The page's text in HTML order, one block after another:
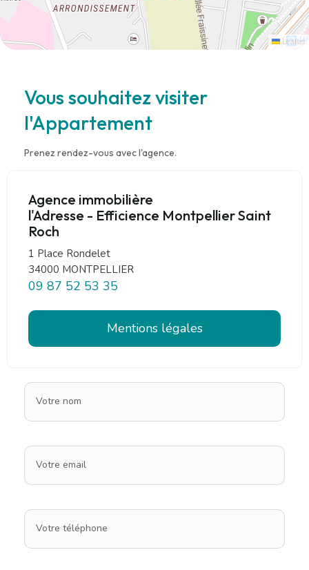
Leaflet
Vous souhaitez visiter
l'Appartement
Prenez rendez-vous avec l'agence.
Agence immobilière
l'Adresse - Efficience Montpellier Saint
Roch
1 Place Rondelet
34000 MONTPELLIER
09 87 52 53 35
Mentions légales
Votre nom
Votre email
Votre téléphone